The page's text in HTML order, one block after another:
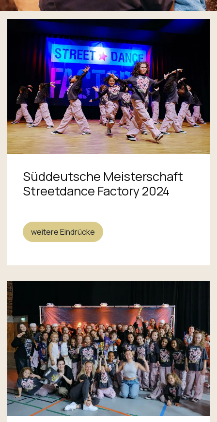
Süddeutsche Meisterschaft
Streetdance Factory 2024
weitere Eindrücke